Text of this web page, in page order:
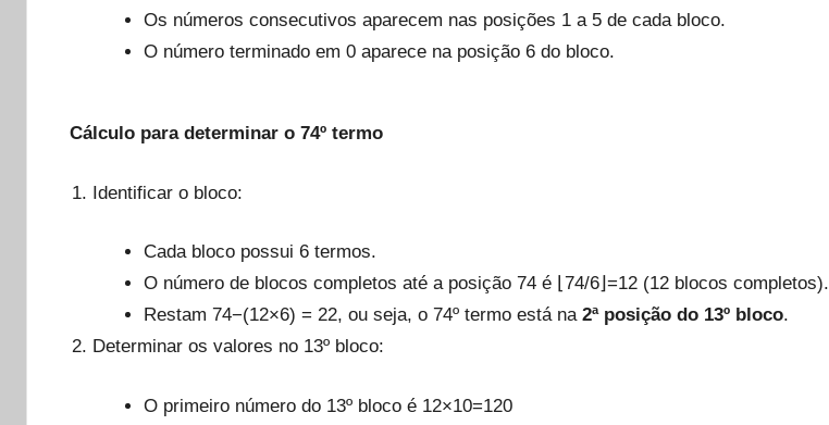
Os números consecutivos aparecem nas posições 1 a 5 de cada bloco.
O número terminado em 0 aparece na posição 6 do bloco.
Cálculo para determinar o 74º termo
Identificar o bloco:
Cada bloco possui 6 termos.
O número de blocos completos até a posição 74 é ⌊74/6⌋=12 (12 blocos completos).
Restam 74−(12×6) = 22, ou seja, o 74º termo está na 2ª posição do 13º bloco.
Determinar os valores no 13º bloco:
O primeiro número do 13º bloco é 12×10=120